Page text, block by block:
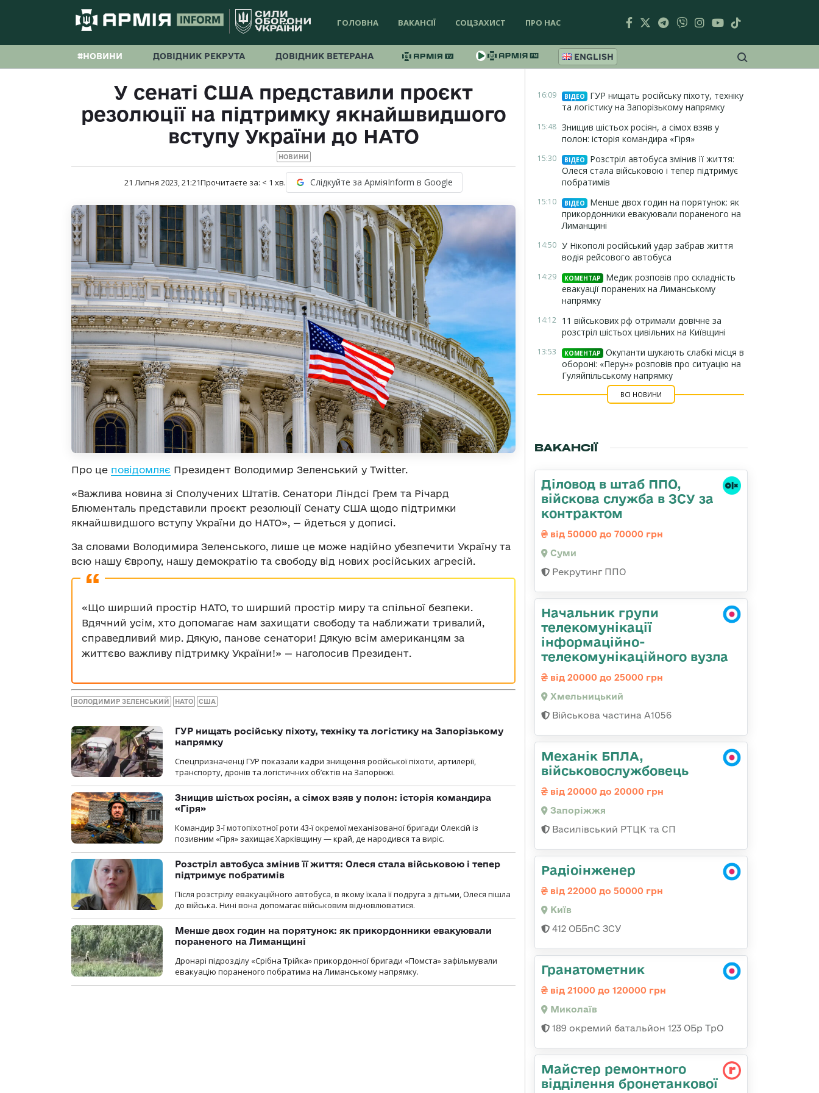
ГОЛОВНА ВАКАНСІЇ СОЦЗАХИСТ ПРО НАС
#НОВИНИ ДОВІДНИК РЕКРУТА ДОВІДНИК ВЕТЕРАНА ENGLISH
У сенаті США представили проєкт
резолюції на підтримку якнайшвидшого
вступу України до НАТО
НОВИНИ
21 Липня 2023, 21:21Прочитаєте за: < 1 хв. Слідкуйте за АрміяInform в Google
Про це повідомляє Президент Володимир Зеленський у Twitter.
«Важлива новина зі Сполучених Штатів. Сенатори Ліндсі Грем та Річард
Блюменталь представили проєкт резолюції Сенату США щодо підтримки
якнайшвидшого вступу України до НАТО», — йдеться у дописі.
За словами Володимира Зеленського, лише це може надійно убезпечити Україну та
всю нашу Європу, нашу демократію та свободу від нових російських агресій.
«Що ширший простір НАТО, то ширший простір миру та спільної безпеки.
Вдячний усім, хто допомагає нам захищати свободу та наближати тривалий,
справедливий мир. Дякую, панове сенатори! Дякую всім американцям за
життєво важливу підтримку України!» — наголосив Президент.
ВОЛОДИМИР ЗЕЛЕНСЬКИЙ НАТО США
ГУР нищать російську піхоту, техніку та логістику на Запорізькому
напрямку
Спецпризначенці ГУР показали кадри знищення російської піхоти, артилерії,
транспорту, дронів та логістичних об’єктів на Запоріжжі.
Знищив шістьох росіян, а сімох взяв у полон: історія командира
«Гіря»
Командир 3-ї мотопіхотної роти 43-ї окремої механізованої бригади Олексій із
позивним «Гіря» захищає Харківщину — край, де народився та виріс.
Розстріл автобуса змінив її життя: Олеся стала військовою і тепер
підтримує побратимів
Після розстрілу евакуаційного автобуса, в якому їхала її подруга з дітьми, Олеся пішла
до війська. Нині вона допомагає військовим відновлюватися.
Менше двох годин на порятунок: як прикордонники евакуювали
пораненого на Лиманщині
Дронарі підрозділу «Срібна Трійка» прикордонної бригади «Помста» зафільмували
евакуацію пораненого побратима на Лиманському напрямку.
16:09 ВІДЕО
ГУР нищать російську піхоту, техніку
та логістику на Запорізькому напрямку
15:48 Знищив шістьох росіян, а сімох взяв у
полон: історія командира «Гіря»
15:30 ВІДЕО
Розстріл автобуса змінив її життя:
Олеся стала військовою і тепер підтримує
побратимів
15:10 ВІДЕО
Менше двох годин на порятунок: як
прикордонники евакуювали пораненого на
Лиманщині
14:50 У Нікополі російський удар забрав життя
водія рейсового автобуса
14:29 КОМЕНТАР
Медик розповів про складність
евакуації поранених на Лиманському
напрямку
14:12 11 військових рф отримали довічне за
розстріл шістьох цивільних на Київщині
13:53 КОМЕНТАР
Окупанти шукають слабкі місця в
обороні: «Перун» розповів про ситуацію на
Гуляйпільському напрямку
ВСІ НОВИНИ
ВАКАНСІЇ
Діловод в штаб ППО,
війскова служба в ЗСУ за
контрактом
від 50000 до 70000 грн
Суми
Рекрутинг ППО
Начальник групи
телекомунікації
інформаційно-
телекомунікаційного вузла
від 20000 до 25000 грн
Хмельницький
Військова частина А1056
Механік БПЛА,
військовослужбовець
від 20000 до 20000 грн
Запоріжжя
Василівський РТЦК та СП
Радіоінженер
від 22000 до 50000 грн
Київ
412 ОББпС ЗСУ
Гранатометник
від 21000 до 120000 грн
Миколаїв
189 окремий батальйон 123 ОБр ТрО
Майстер ремонтного
відділення бронетанкової